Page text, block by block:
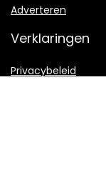
Adverteren
Verklaringen
Privacybeleid